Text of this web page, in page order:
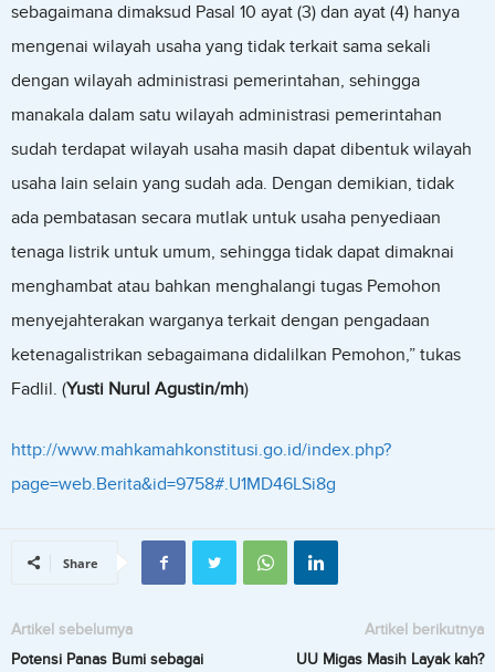
sebagaimana dimaksud Pasal 10 ayat (3) dan ayat (4) hanya
mengenai wilayah usaha yang tidak terkait sama sekali
dengan wilayah administrasi pemerintahan, sehingga
manakala dalam satu wilayah administrasi pemerintahan
sudah terdapat wilayah usaha masih dapat dibentuk wilayah
usaha lain selain yang sudah ada. Dengan demikian, tidak
ada pembatasan secara mutlak untuk usaha penyediaan
tenaga listrik untuk umum, sehingga tidak dapat dimaknai
menghambat atau bahkan menghalangi tugas Pemohon
menyejahterakan warganya terkait dengan pengadaan
ketenagalistrikan sebagaimana didalilkan Pemohon,” tukas
Fadlil. (Yusti Nurul Agustin/mh)
http://www.mahkamahkonstitusi.go.id/index.php?
page=web.Berita&id=9758#.U1MD46LSi8g
Share
Artikel sebelumya
Potensi Panas Bumi sebagai
Artikel berikutnya
UU Migas Masih Layak kah?